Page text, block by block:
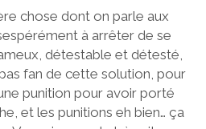
chose dont on parle aux
à arrêter de se
détestable et détesté,
fan de cette solution, pour
punition pour avoir porté
et les punitions eh bien… ça